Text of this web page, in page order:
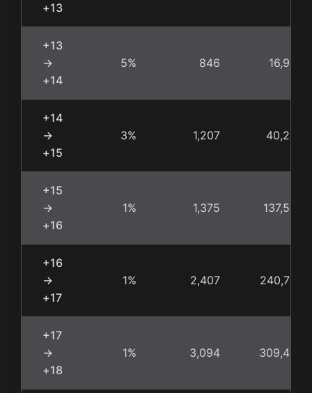
+13
+13
→
+14
5% 846 16,920
+14
→
+15
3% 1,207 40,233
+15
→
+16
1% 1,375 137,500
+16
→
+17
1% 2,407 240,700
+17
→
+18
1% 3,094 309,400